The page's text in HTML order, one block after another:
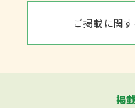
ご掲載に関
掲